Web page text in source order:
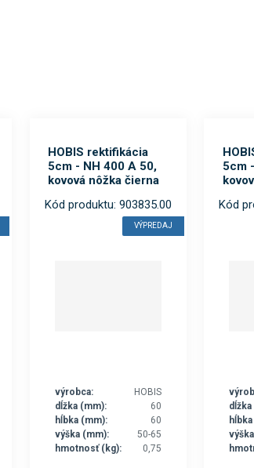
HOBIS rektifikácia
5cm - NH 400 A 50,
kovová nôžka čierna
Kód produktu: 903835.00
VÝPREDAJ
výrobca:
HOBIS
dĺžka (mm):
60
hĺbka (mm):
60
výška (mm):
50-65
hmotnosť (kg):
0,75
5cm
Kód